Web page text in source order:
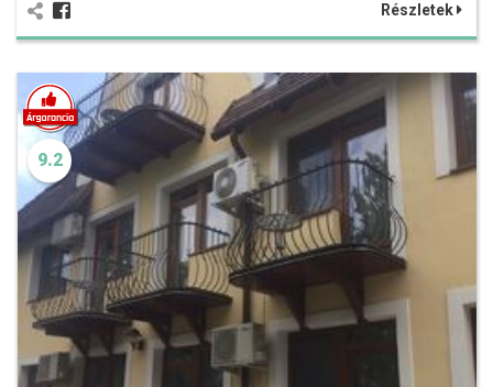
Részletek
9.2